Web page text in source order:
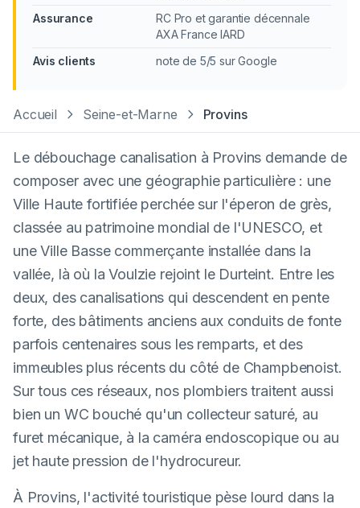
Assurance
RC Pro et garantie décennale
AXA France IARD
Avis clients
note de 5/5 sur Google
Accueil Seine-et-Marne Provins
Le débouchage canalisation à Provins demande de
composer avec une géographie particulière : une
Ville Haute fortifiée perchée sur l'éperon de grès,
classée au patrimoine mondial de l'UNESCO, et
une Ville Basse commerçante installée dans la
vallée, là où la Voulzie rejoint le Durteint. Entre les
deux, des canalisations qui descendent en pente
forte, des bâtiments anciens aux conduits de fonte
parfois centenaires sous les remparts, et des
immeubles plus récents du côté de Champbenoist.
Sur tous ces réseaux, nos plombiers traitent aussi
bien un WC bouché qu'un collecteur saturé, au
furet mécanique, à la caméra endoscopique ou au
jet haute pression de l'hydrocureur.
À Provins, l'activité touristique pèse lourd dans la